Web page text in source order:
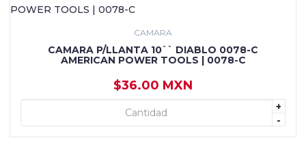
CAMARA
CAMARA P/LLANTA 10`` DIABLO 0078-C
AMERICAN POWER TOOLS | 0078-C
$36.00 MXN
+
-
+ AGREGAR